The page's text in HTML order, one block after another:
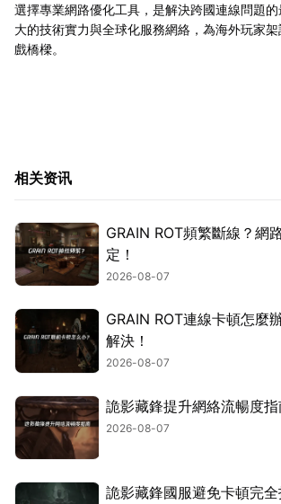
選擇專業網路優化工具，是解決跨國連線問題
大的技術實力與全球化服務網絡，為海外玩家
戲橋樑。
相关资讯
GRAIN ROT頻繁斷線？網
定！
2026-08-07
GRAIN ROT連線卡頓怎麼
解決！
2026-08-07
詭影藏鋒提升網絡流暢度指
2026-08-07
詭影藏鋒國服避免卡頓完